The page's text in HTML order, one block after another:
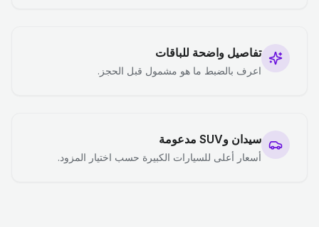
تفاصيل واضحة للباقات
اعرف بالضبط ما هو مشمول قبل الحجز.
سيدان وSUV مدعومة
أسعار أعلى للسيارات الكبيرة حسب اختيار المزود.